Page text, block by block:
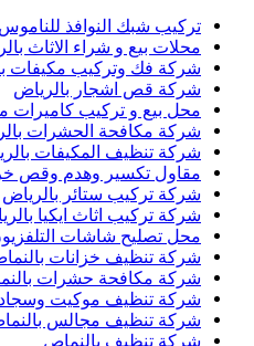
تركيب شبك النوافذ
محلات بيع و شراء الاثاث
شركة فك وتركيب مكيفات
شركة قص اشجار بالرياض
محل بيع و تركيب كاميرات
شركة مكافحة الحشرات
شركة تنظيف المكيفات
مقاول تكسير وهدم وقص
شركة تركيب ستائر بالرياض
شركة تركيب اثاث ايكيا
محل تصليح شاشات
شركة تنظيف خزانات
شركة مكافحة حشرات
شركة تنظيف موكيت وسجاد
شركة تنظيف مجالس
شركة تنظيف بالنماص